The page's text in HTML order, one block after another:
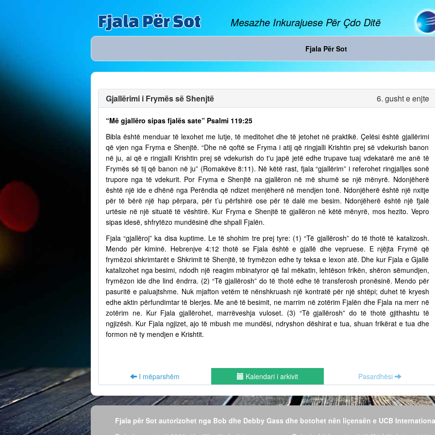
Fjala Për Sot Mesazhe Inkurajuese Për Çdo Ditë
Fjala Për Sot
Gjallërimi i Frymës së Shenjtë 6. gusht e enjte
“Më gjallëro sipas fjalës sate” Psalmi 119:25
Bibla është menduar të lexohet me lutje, të meditohet dhe të jetohet në praktikë. Çelësi është gjallërimi
që vjen nga Fryma e Shenjtë. “Dhe në qoftë se Fryma i atij që ringjalli Krishtin prej së vdekurish banon
në ju, ai që e ringjalli Krishtin prej së vdekurish do t'u japë jetë edhe trupave tuaj vdekatarë me anë të
Frymës së tij që banon në ju” (Romakëve 8:11). Në këtë rast, fjala “gjallërim” i referohet ringjalljes sonë
trupore nga të vdekurit. Por Fryma e Shenjtë na gjallëron në më shumë se një mënyrë. Ndonjëherë
është një ide e dhënë nga Perëndia që ndizet menjëherë në mendjen tonë. Ndonjëherë është një nxitje
për të bërë një hap përpara, për t’u përfshirë ose për të dalë me besim. Ndonjëherë është një fjalë
urtësie në një situatë të vështirë. Kur Fryma e Shenjtë të gjallëron në këtë mënyrë, mos hezito. Vepro
sipas idesë, shfrytëzo mundësinë dhe shpall Fjalën.
Fjala “gjallëroj” ka disa kuptime. Le të shohim tre prej tyre: (1) “Të gjallërosh” do të thotë të katalizosh.
Mendo për kiminë. Hebrenjve 4:12 thotë se Fjala është e gjallë dhe vepruese. E njëjta Frymë që
frymëzoi shkrimtarët e Shkrimit të Shenjtë, të frymëzon edhe ty teksa e lexon atë. Dhe kur Fjala e Gjallë
katalizohet nga besimi, ndodh një reagim mbinatyror që fal mëkatin, lehtëson frikën, shëron sëmundjen,
frymëzon ide dhe lind ëndrra. (2) “Të gjallërosh” do të thotë edhe të transferosh pronësinë. Mendo për
pasuritë e paluajtshme. Nuk mjafton vetëm të nënshkruash një kontratë për një shtëpi; duhet të kryesh
edhe aktin përfundimtar të blerjes. Me anë të besimit, ne marrim në zotërim Fjalën dhe Fjala na merr në
zotërim ne. Kur Fjala gjallërohet, marrëveshja vuloset. (3) “Të gjallërosh” do të thotë gjithashtu të
ngjizësh. Kur Fjala ngjizet, ajo të mbush me mundësi, ndryshon dëshirat e tua, shuan frikërat e tua dhe
formon në ty mendjen e Krishtit.
I mëparshëm Kalendari i arkivit Pasardhësi
Fjala për Sot autorizohet nga Bob dhe Debby Gass dhe botohet nën liçensën e UCB